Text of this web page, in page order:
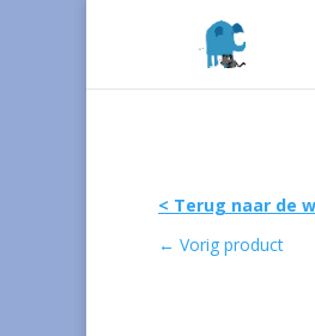
< Terug naar de
← Vorig product